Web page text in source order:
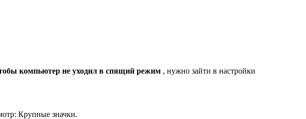
компьютер не уходил в спящий режим , нужно зайти в настройки
Крупные значки.